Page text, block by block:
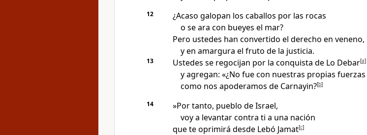
12
¿Acaso galopan los caballos por las rocas
o se ara con bueyes el mar?
Pero ustedes han convertido el derecho en veneno,
y en amargura el fruto de la justicia.
13 Ustedes se regocijan por la conquista de Lo Debar[a]
y agregan: «¿No fue con nuestras propias fuerzas
como nos apoderamos de Carnayin?[b]
14
»Por tanto, pueblo de Israel,
voy a levantar contra ti a una nación
que te oprimirá desde Lebó Jamat[c]